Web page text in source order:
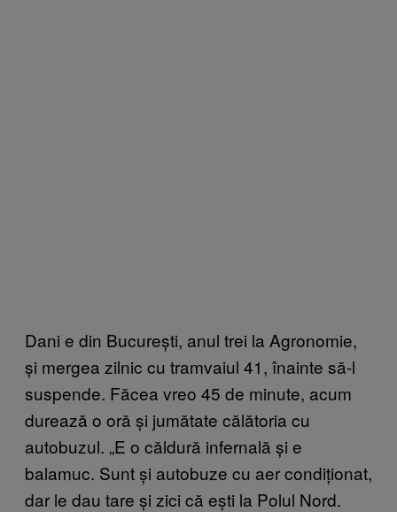
Dani e din București, anul trei la Agronomie,
și mergea zilnic cu tramvaiul 41, înainte să-l
suspende. Făcea vreo 45 de minute, acum
durează o oră și jumătate călătoria cu
autobuzul. „E o căldură infernală și e
balamuc. Sunt și autobuze cu aer condiționat,
dar le dau tare și zici că ești la Polul Nord.